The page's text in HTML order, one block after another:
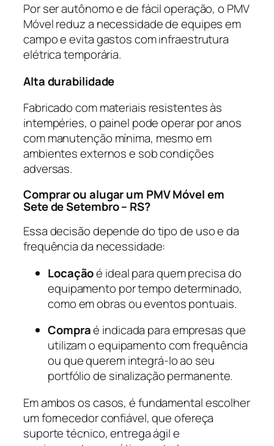
Por ser autônomo e de fácil operação, o PMV
Móvel reduz a necessidade de equipes em
campo e evita gastos com infraestrutura
elétrica temporária.
Alta durabilidade
Fabricado com materiais resistentes às
intempéries, o painel pode operar por anos
com manutenção mínima, mesmo em
ambientes externos e sob condições
adversas.
Comprar ou alugar um PMV Móvel em
Sete de Setembro – RS?
Essa decisão depende do tipo de uso e da
frequência da necessidade:
Locaçãoé ideal para quem precisa do
equipamento por tempo determinado,
como em obras ou eventos pontuais.
Compraé indicada para empresas que
utilizam o equipamento com frequência
ou que querem integrá-lo ao seu
portfólio de sinalização permanente.
Em ambos os casos, é fundamental escolher
um fornecedor confiável, que ofereça
suporte técnico, entrega ágil e